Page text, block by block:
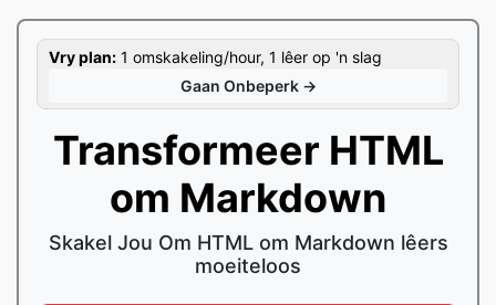
Vry plan: 1 omskakeling/hour, 1 lêer op 'n slag
Gaan Onbeperk →
Transformeer HTML
om Markdown
Skakel Jou Om HTML om Markdown lêers
moeiteloos